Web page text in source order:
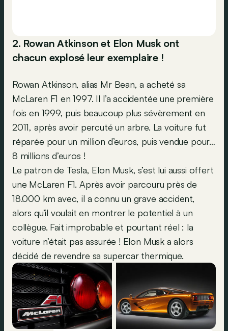
2. Rowan Atkinson et Elon Musk ont
chacun explosé leur exemplaire !
Rowan Atkinson, alias Mr Bean, a acheté sa
McLaren F1 en 1997. Il l’a accidentée une première
fois en 1999, puis beaucoup plus sévèrement en
2011, après avoir percuté un arbre. La voiture fut
réparée pour un million d’euros, puis vendue pour…
8 millions d’euros !
Le patron de Tesla, Elon Musk, s’est lui aussi offert
une McLaren F1. Après avoir parcouru près de
18.000 km avec, il a connu un grave accident,
alors qu’il voulait en montrer le potentiel à un
collègue. Fait improbable et pourtant réel : la
voiture n’était pas assurée ! Elon Musk a alors
décidé de revendre sa supercar thermique.